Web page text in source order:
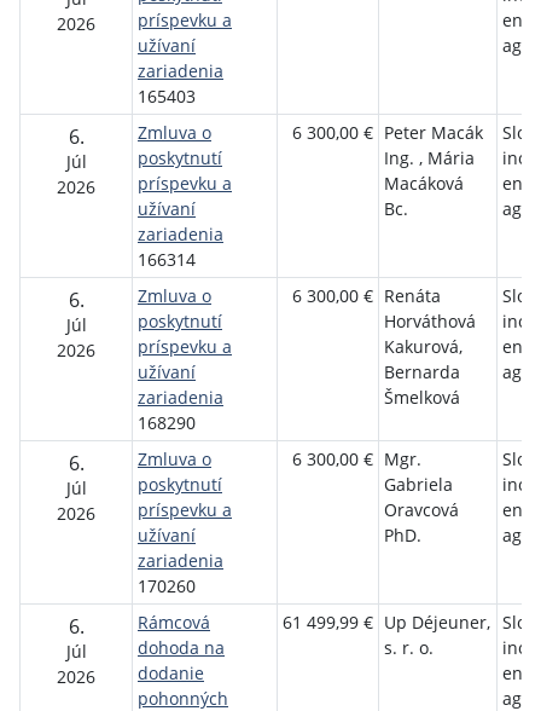
2026
príspevku a
užívaní
zariadenia
165403
6.
Júl
2026
Zmluva o
poskytnutí
príspevku a
užívaní
zariadenia
166314
6 300,00 € Peter Macák
Ing. , Mária
Macáková
Bc.
6.
Júl
2026
Zmluva o
poskytnutí
príspevku a
užívaní
zariadenia
168290
6 300,00 € Renáta
Horváthová
Kakurová,
Bernarda
Šmelková
6.
Júl
2026
Zmluva o
poskytnutí
príspevku a
užívaní
zariadenia
170260
6 300,00 € Mgr.
Gabriela
Oravcová
PhD.
6.
Júl
2026
Rámcová
dohoda na
dodanie
pohonných
61 499,99 € Up Déjeuner,
s. r. o.